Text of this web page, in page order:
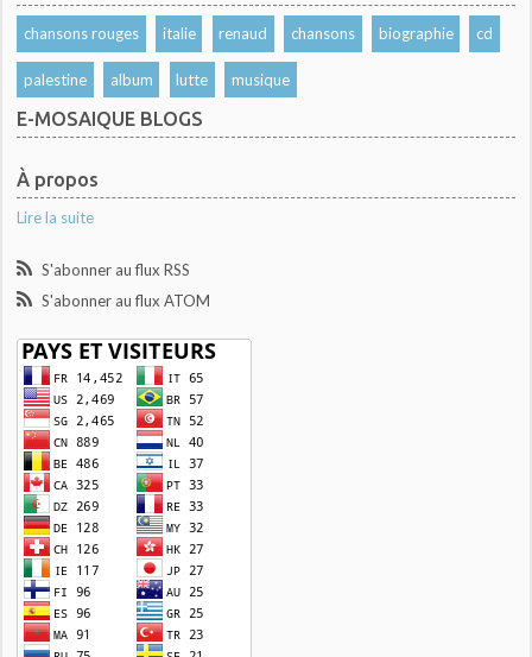
chansons rouges italie renaud chansons biographie cd
palestine album lutte musique
E-MOSAIQUE BLOGS
À propos
Lire la suite
S'abonner au flux RSS
S'abonner au flux ATOM